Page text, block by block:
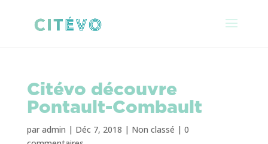
Citévo découvre
Pontault-Combault
par admin | Déc 7, 2018 | Non classé | 0